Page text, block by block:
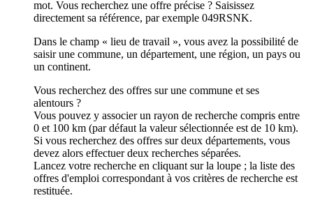
mot. Vous recherchez une offre précise ? Saisissez
directement sa référence, par exemple 049RSNK.
Dans le champ « lieu de travail », vous avez la possibilité de
saisir une commune, un département, une région, un pays ou
un continent.
Vous recherchez des offres sur une commune et ses
alentours ?
Vous pouvez y associer un rayon de recherche compris entre
0 et 100 km (par défaut la valeur sélectionnée est de 10 km).
Si vous recherchez des offres sur deux départements, vous
devez alors effectuer deux recherches séparées.
Lancez votre recherche en cliquant sur la loupe ; la liste des
offres d'emploi correspondant à vos critères de recherche est
restituée.